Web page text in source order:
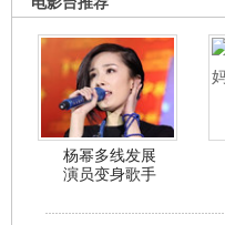
杨幂多线发展
演员变身歌手